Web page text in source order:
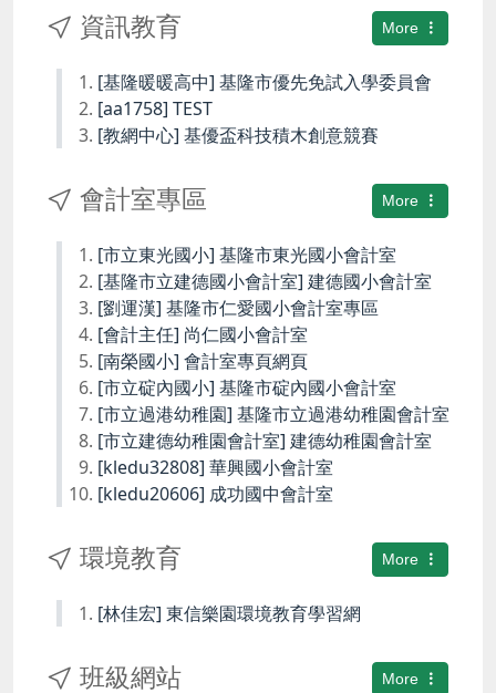
More
資訊教育
[基隆暖暖高中] 基隆市優先免試入學委員會
[aa1758] TEST
[教網中心] 基優盃科技積木創意競賽
More
會計室專區
[市立東光國小] 基隆市東光國小會計室
[基隆市立建德國小會計室] 建德國小會計室
[劉運漢] 基隆市仁愛國小會計室專區
[會計主任] 尚仁國小會計室
[南榮國小] 會計室專頁網頁
[市立碇內國小] 基隆市碇內國小會計室
[市立過港幼稚園] 基隆市立過港幼稚園會計室
[市立建德幼稚園會計室] 建德幼稚園會計室
[kledu32808] 華興國小會計室
[kledu20606] 成功國中會計室
More
環境教育
[林佳宏] 東信樂園環境教育學習網
More
班級網站